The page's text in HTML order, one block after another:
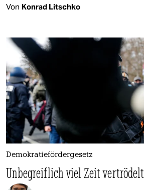
Von Konrad Litschko
Demokratiefördergesetz
Unbegreiflich viel Zeit vertrödelt